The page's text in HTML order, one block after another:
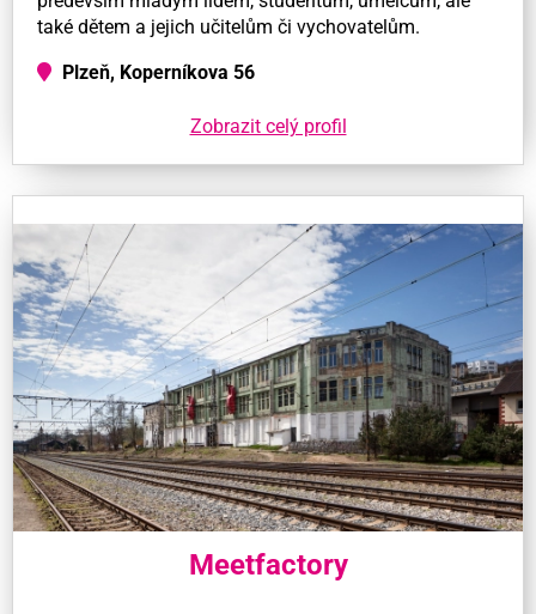
také dětem a jejich učitelům či vychovatelům.
Plzeň, Koperníkova 56
Zobrazit celý profil
Meetfactory